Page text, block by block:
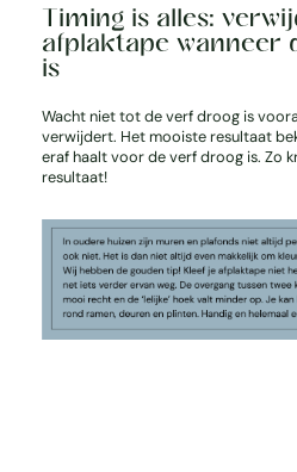
Timing is alles:
afplaktape wanneer
is
Wacht niet tot de verf droog is
verwijdert. Het mooiste resultaat
eraf haalt voor de verf droog is. Zo
resultaat!